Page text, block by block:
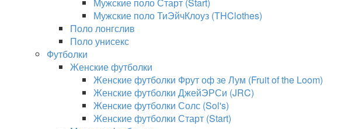
Мужские поло ТиЭйчКлоуз (THClothes)
Поло лонгслив
Поло унисекс
Футболки
Женские футболки
Женские футболки Фрут оф зе Лум (Fruit of the Loom)
Женские футболки ДжейЭРСи (JRC)
Женские футболки Солс (Sol's)
Женские футболки Старт (Start)